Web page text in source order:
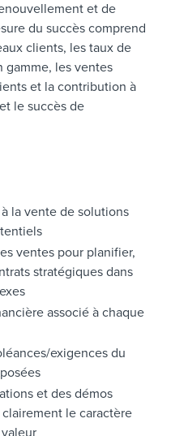
et de
du succès comprend
clients, les taux de
gamme, les ventes
et la contribution à
le succès de
la vente de solutions
ventes pour planifier,
stratégiques dans
associé à chaque
exigences du
et des démos
le caractère